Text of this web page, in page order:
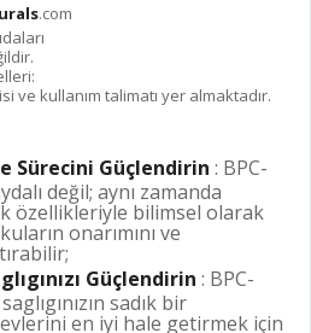
.com
ve kullanım talimatı yer almaktadır.
Sürecini Güçlendirin : BPC-
değil; aynı zamanda
özellikleriyle bilimsel olarak
onarımını ve
Güçlendirin : BPC-
sadık bir
en iyi hale getirmek için